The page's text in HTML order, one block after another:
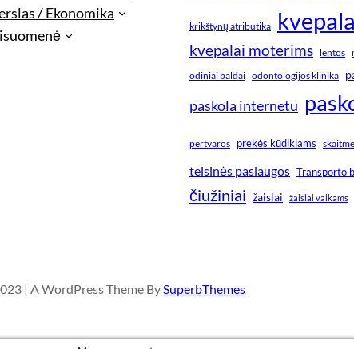
/ Ekonomika
krikštynų atributika
kvepalai moterims lentos
odiniai baldai odontologijos klinika
paskola internetu
pertvaros prekės kūdikiams
teisinės paslaugos Transporto
čiužiniai žaislai žaislai vaikams
| A WordPress Theme By SuperbThemes